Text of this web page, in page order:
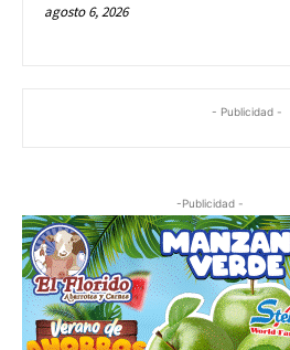
agosto 6, 2026
- Publicidad -
-Publicidad -